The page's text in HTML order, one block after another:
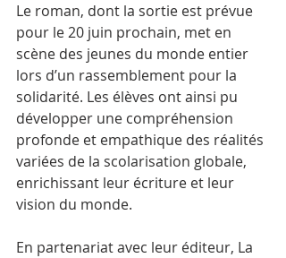
Le roman, dont la sortie est prévue
pour le 20 juin prochain, met en
scène des jeunes du monde entier
lors d’un rassemblement pour la
solidarité. Les élèves ont ainsi pu
développer une compréhension
profonde et empathique des réalités
variées de la scolarisation globale,
enrichissant leur écriture et leur
vision du monde.
En partenariat avec leur éditeur, La